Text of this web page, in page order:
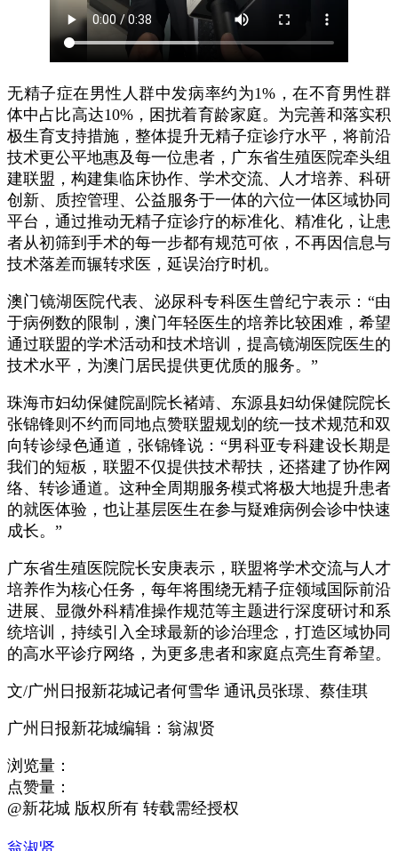
无精子症在男性人群中发病率约为1%，在不育男性群
体中占比高达10%，困扰着育龄家庭。为完善和落实积
极生育支持措施，整体提升无精子症诊疗水平，将前沿
技术更公平地惠及每一位患者，广东省生殖医院牵头组
建联盟，构建集临床协作、学术交流、人才培养、科研
创新、质控管理、公益服务于一体的六位一体区域协同
平台，通过推动无精子症诊疗的标准化、精准化，让患
者从初筛到手术的每一步都有规范可依，不再因信息与
技术落差而辗转求医，延误治疗时机。
澳门镜湖医院代表、泌尿科专科医生曾纪宁表示：“由
于病例数的限制，澳门年轻医生的培养比较困难，希望
通过联盟的学术活动和技术培训，提高镜湖医院医生的
技术水平，为澳门居民提供更优质的服务。”
珠海市妇幼保健院副院长褚靖、东源县妇幼保健院院长
张锦锋则不约而同地点赞联盟规划的统一技术规范和双
向转诊绿色通道，张锦锋说：“男科亚专科建设长期是
我们的短板，联盟不仅提供技术帮扶，还搭建了协作网
络、转诊通道。这种全周期服务模式将极大地提升患者
的就医体验，也让基层医生在参与疑难病例会诊中快速
成长。”
广东省生殖医院院长安庚表示，联盟将学术交流与人才
培养作为核心任务，每年将围绕无精子症领域国际前沿
进展、显微外科精准操作规范等主题进行深度研讨和系
统培训，持续引入全球最新的诊治理念，打造区域协同
的高水平诊疗网络，为更多患者和家庭点亮生育希望。
文/广州日报新花城记者何雪华 通讯员张璟、蔡佳琪
广州日报新花城编辑：翁淑贤
浏览量：
点赞量：
@新花城 版权所有 转载需经授权